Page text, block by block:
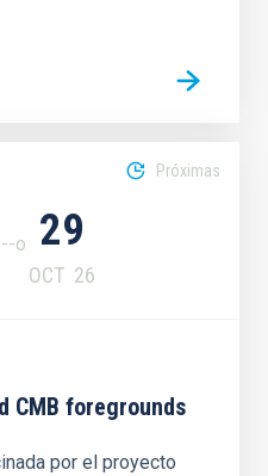
29
OCT 26
Próximas
CMB foregrounds
por el proyecto